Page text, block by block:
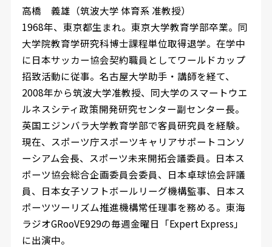
高橋 義雄（筑波大学 体育系 准教授）
1968年、東京都生まれ。東京大学教育学部卒業。同
大学院教育学研究科博士課程単位取得退学。在学中
に日本サッカー協会契約職員としてワールドカップ
招致活動に従事。名古屋大学助手・講師を経て、
2008年から筑波大学准教授、同大学のスマートウエ
ルネスシティ政策開発研究センター副センター長。
英国エジンバラ大学教育学部で客員研究員を経験。
現在、スポーツ庁スポーツキャリアサポートコンソ
ーシアム会長、スポーツ未来開拓会議委員。日本ス
ポーツ協会総合企画委員会委員、日本卓球協会評議
員、日本女子ソフトボールリーグ機構監事、日本ス
ポーツツーリズム推進機構常任理事を務める。東海
ラジオGRooVE929の毎週金曜日「Expert Express」
に出演中。